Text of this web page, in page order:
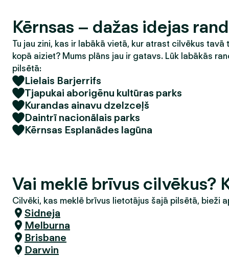
Kērnsas – dažas idejas
Tu jau zini, kas ir labākā vietā, kur atrast cilvēkus tavā
kopā aiziet? Mums plāns jau ir gatavs. Lūk labākās
pilsētā:
Lielais Barjerrifs
Tjapukai aborigēnu kultūras parks
Kurandas ainavu dzelzceļš
Daintrī nacionālais parks
Kērnsas Esplanādes lagūna
Vai meklē brīvus cilvēkus?
Cilvēki, kas meklē brīvus lietotājus šajā pilsētā, bieži
Sidneja
Melburna
Brisbane
Darwin